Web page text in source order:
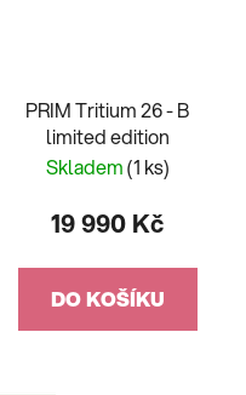
PRIM Tritium 26 - B
limited edition
Skladem(1 ks)
19 990 Kč
DO KOŠÍKU